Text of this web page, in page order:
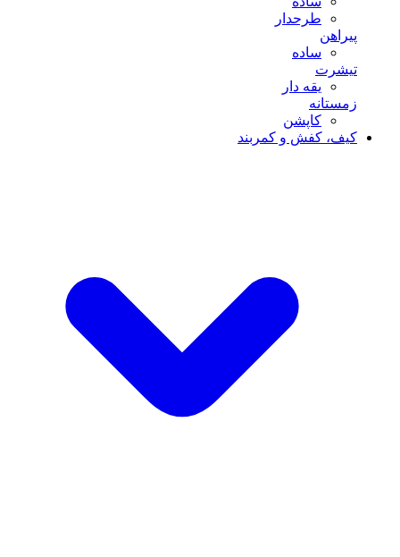
طرحدار
پیراهن
ساده
تیشرت
یقه دار
زمستانه
کاپشن
کیف، کفش و کمربند